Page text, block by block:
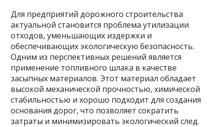
Для предприятий дорожного строительства
актуальной становится проблема утилизации
отходов, уменьшающих издержки и
обеспечивающих экологическую безопасность.
Одним из перспективных решений является
применение топливного шлака в качестве
засыпных материалов. Этот материал обладает
высокой механической прочностью, химической
стабильностью и хорошо подходит для создания
основания дорог, что позволяет сократить
затраты и минимизировать экологический след.